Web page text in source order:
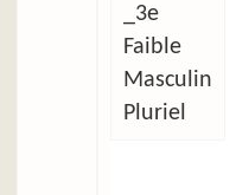
_3e
Faible
Masculin
Pluriel